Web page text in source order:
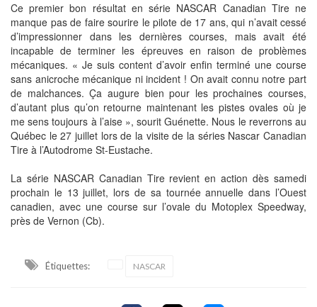
Ce premier bon résultat en série NASCAR Canadian Tire ne
manque pas de faire sourire le pilote de 17 ans, qui n’avait cessé
d’impressionner dans les dernières courses, mais avait été
incapable de terminer les épreuves en raison de problèmes
mécaniques. « Je suis content d’avoir enfin terminé une course
sans anicroche mécanique ni incident ! On avait connu notre part
de malchances. Ça augure bien pour les prochaines courses,
d’autant plus qu’on retourne maintenant les pistes ovales où je
me sens toujours à l’aise », sourit Guénette. Nous le reverrons au
Québec le 27 juillet lors de la visite de la séries Nascar Canadian
Tire à l’Autodrome St-Eustache.
La série NASCAR Canadian Tire revient en action dès samedi
prochain le 13 juillet, lors de sa tournée annuelle dans l’Ouest
canadien, avec une course sur l’ovale du Motoplex Speedway,
près de Vernon (Cb).
Étiquettes: NASCAR